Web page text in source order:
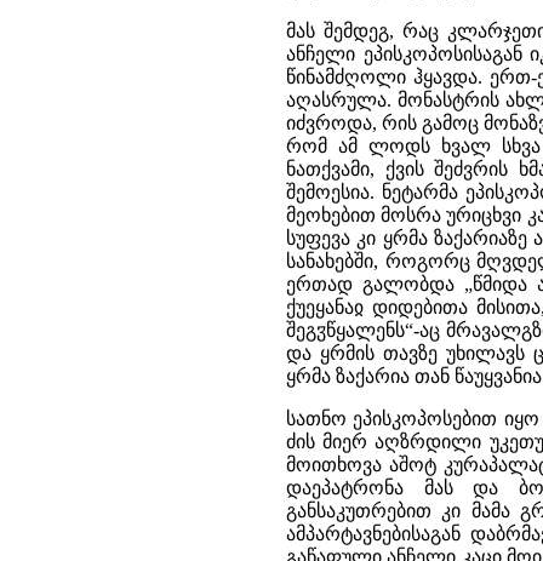
მას შემდეგ, რაც
ანჩელი ეპისკოპოსისაგან
წინამძღოლი ჰყავდა.
აღასრულა. მონასტრის
იძვროდა, რის გამოც
რომ ამ ლოდს ხვალ სხვა
ნათქვამი, ქვის შეძვრის
შემოესია. ნეტარმა
მეოხებით მოსრა ურიცხვი
სუფევა კი ყრმა
სანახებში, როგორც
ერთად გალობდა „წმიდა
ქუეყანაჲ დიდებითა
შეგჳწყალენს“-აც
და ყრმის თავზე უხილავს
ყრმა ზაქარია თან
სათნო ეპისკოპოსებით იყო
ძის მიერ აღზრდილი
მოითხოვა აშოტ
დაეპატრონა მას და
განსაკუთრებით კი მამა
ამპარტავნებისაგან
გაწაფული ანჩელი კაცი